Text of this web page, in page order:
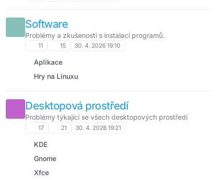
Software
Problémy a zkušenosti s instalací programů.
11 15 30. 4. 2026 19:10
Aplikace
Hry na Linuxu
Desktopová prostředí
Problémy týkající se všech desktopových prostředí
17 21 30. 4. 2026 19:21
KDE
Gnome
Xfce